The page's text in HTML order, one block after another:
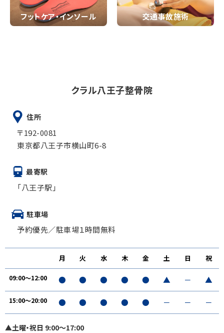
フットケア・インソール 交通事故施術
クラル八王子整骨院
住所
〒192-0081
東京都八王子市横山町6-8
最寄駅
「八王子駅」
駐車場
予約優先／駐車場１時間無料
月 火 水 木 金 土 日 祝
09:00～12:00 ● ● ● ● ● ▲ － ▲
15:00〜20:00 ● ● ● ● ● － － －
▲土曜・祝日 9:00〜17:00